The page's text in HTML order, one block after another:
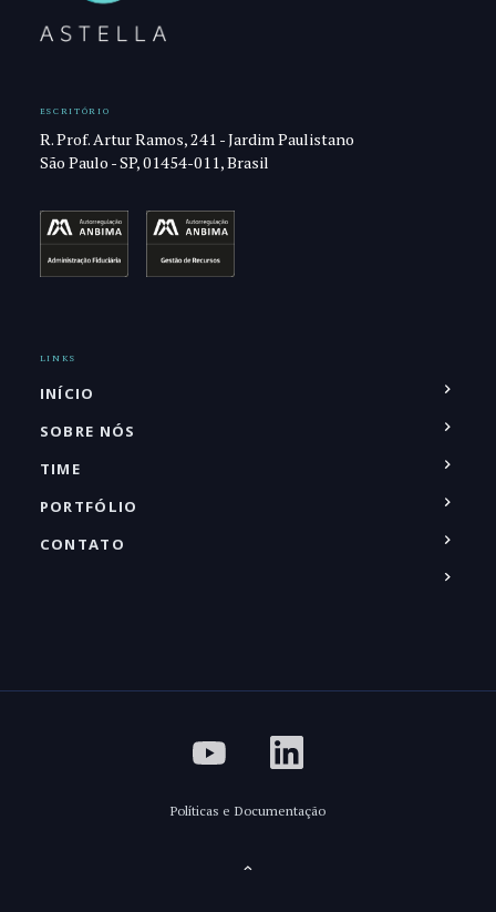
ESCRITÓRIO
R. Prof. Artur Ramos, 241 - Jardim Paulistano
São Paulo - SP, 01454-011, Brasil
LINKS
INÍCIO
SOBRE NÓS
TIME
PORTFÓLIO
CONTATO
Políticas e Documentação